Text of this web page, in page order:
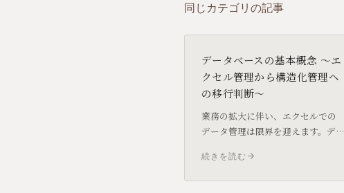
同じカテゴリの記事
データベースの基本概念 〜エ
クセル管理から構造化管理へ
の移行判断〜
業務の拡大に伴い、エクセルでの
データ管理は限界を迎えます。デー
ットと、主要な製品特性を実務的
続きを読む